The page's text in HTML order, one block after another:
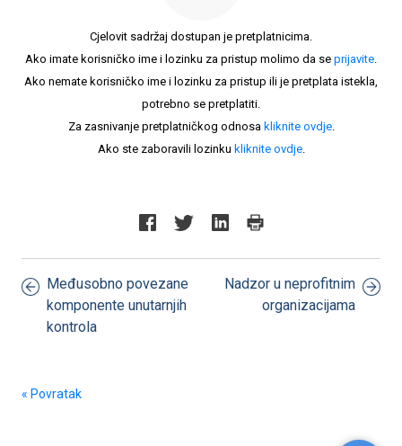
Cjelovit sadržaj dostupan je pretplatnicima.
Ako imate korisničko ime i lozinku za pristup molimo da se prijavite.
Ako nemate korisničko ime i lozinku za pristup ili je pretplata istekla,
potrebno se pretplatiti.
Za zasnivanje pretplatničkog odnosa kliknite ovdje.
Ako ste zaboravili lozinku kliknite ovdje.
Međusobno povezane
komponente unutarnjih
kontrola
Nadzor u neprofitnim
organizacijama
« Povratak